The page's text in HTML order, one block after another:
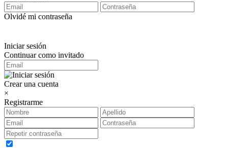
Olvidé mi contraseña
Iniciar sesión
Continuar como invitado
Crear una cuenta
×
Registrarme